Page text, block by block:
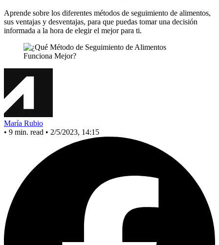
Aprende sobre los diferentes métodos de seguimiento de alimentos,
sus ventajas y desventajas, para que puedas tomar una decisión
informada a la hora de elegir el mejor para ti.
María Rubio
• 9 min. read • 2/5/2023, 14:15